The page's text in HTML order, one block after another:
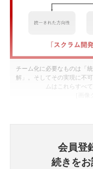
チーム化に必要なものは「
解」。そしてその実現に不
ムはこれらすべ
会員登
続きを